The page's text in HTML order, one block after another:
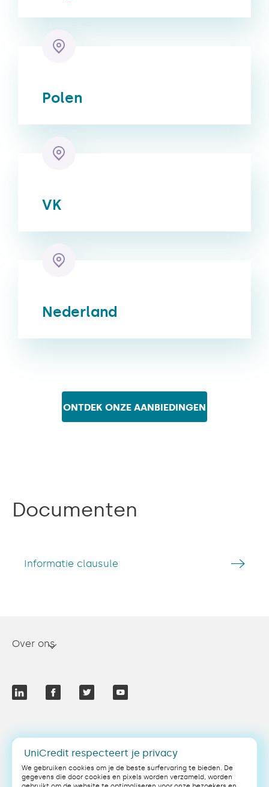
Polen
VK
Nederland
ONTDEK ONZE AANBIEDINGEN
Documenten
Informatie clausule
Over ons
NL
UniCredit respecteert je privacy
We gebruiken cookies om je de beste surfervaring te bieden. De
gegevens die door cookies en pixels worden verzameld, worden